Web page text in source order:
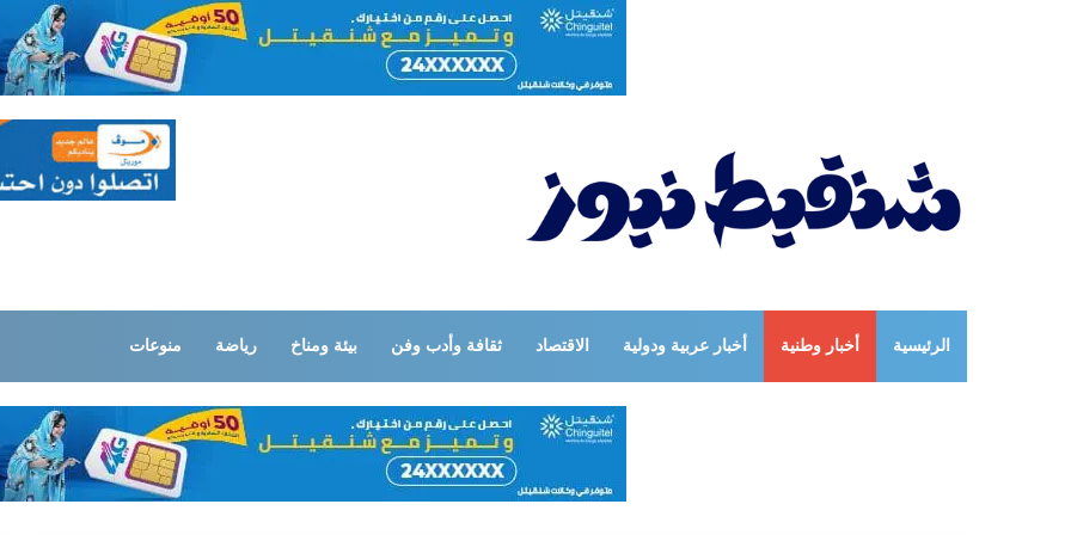
الرئيسية أخبار وطنية أخبار عربية ودولية الاقتصاد ثقافة وأدب وفن بيئة ومناخ رياضة منوعات